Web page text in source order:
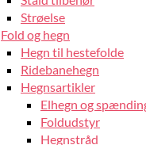
Strøelse
Fold og hegn
Hegn til hestefolde
Ridebanehegn
Hegnsartikler
Elhegn og
Foldudstyr
Hegnstråd